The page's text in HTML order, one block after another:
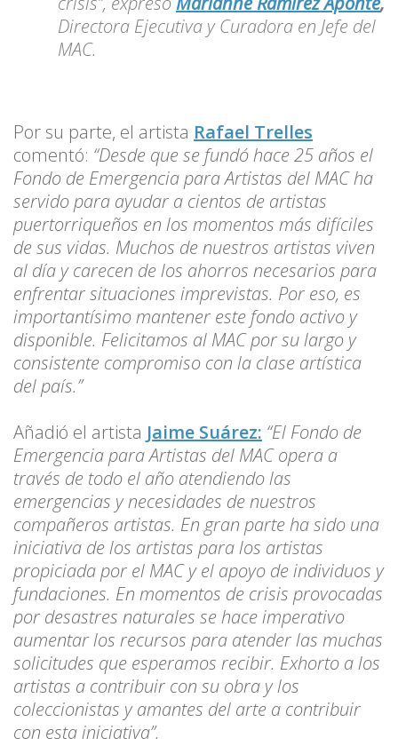
Directora Ejecutiva y Curadora en Jefe del
MAC.
Por su parte, el artista Rafael Trelles
comentó: “Desde que se fundó hace 25 años el
Fondo de Emergencia para Artistas del MAC ha
servido para ayudar a cientos de artistas
puertorriqueños en los momentos más difíciles
de sus vidas. Muchos de nuestros artistas viven
al día y carecen de los ahorros necesarios para
enfrentar situaciones imprevistas. Por eso, es
importantísimo mantener este fondo activo y
disponible. Felicitamos al MAC por su largo y
consistente compromiso con la clase artística
del país.”
Añadió el artista Jaime Suárez: “El Fondo de
Emergencia para Artistas del MAC opera a
través de todo el año atendiendo las
emergencias y necesidades de nuestros
compañeros artistas. En gran parte ha sido una
iniciativa de los artistas para los artistas
propiciada por el MAC y el apoyo de individuos y
fundaciones. En momentos de crisis provocadas
por desastres naturales se hace imperativo
aumentar los recursos para atender las muchas
solicitudes que esperamos recibir. Exhorto a los
artistas a contribuir con su obra y los
coleccionistas y amantes del arte a contribuir
con esta iniciativa”.